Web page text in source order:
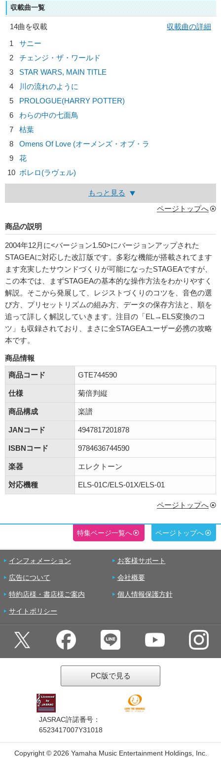
収載曲一覧
14曲を収載
収載曲の詳細
1
サニー
2
チェンジ・ザ・ワールド
3
STAR WARS, MAIN TITLE
4
川の流れのように
5
PROLOGUE(HARRY POTTER)
6
わらの中の七面鳥
7
枯葉
8
Omens Of Love (オーメンズ・オブ・ラ
9
花
10 ボレロ(ラヴェル)
もっと見る
ページトップへ
商品の説明
2004年12月に<バージョン1.50>にバージョンアップされた
STAGEAに対応した改訂版です。多彩な機能が搭載されてます
ます充実したサウンドづくりが可能になったSTAGEAですが、
この本では、まずSTAGEAの基本的な操作方法をわかりやすく
解説。そこから発展して、レジストづくりのコツを、音色の選
び方、プリセットリズムの組み方、データの保存方法と、順を
追って詳しく解説していきます。注目の「EL→ELS変換のコ
ツ」も収録されており、まさに全STAGEAユーザー必携の攻略
本です。
商品情報
商品コード
GTE744590
仕様 菊倍判縦
商品構成 楽譜
JANコード 4947817201878
ISBNコード 9784636744590
楽器 エレクトーン
対応機種 ELS-01C/ELS-01X/ELS-01
ページトップへ
特集ページ一覧へ ページトップへ
インフォメーション お客様サポート
広告について 会社概要
特約店様・書店様ご案内 個人情報保護方針
サイトポリシー
PC版で見る
JASRAC許諾番号：
6523417007Y31018
Copyright © 2026 Yamaha Music Entertainment Holdings, Inc.